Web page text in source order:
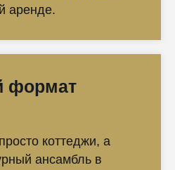
аренде.
формат
коттеджи, а
ансамбль в